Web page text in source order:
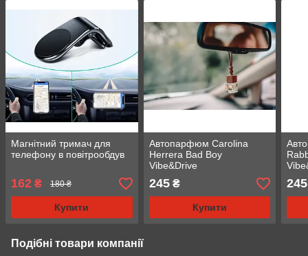
Магнітний тримач для
телефону в повітрообдув
162 ₴ 180 ₴
Купити
Автопарфюм Carolina
Herrera Bad Boy
Vibe&Drive
245₴
Купити
245
Подібні товари компанії